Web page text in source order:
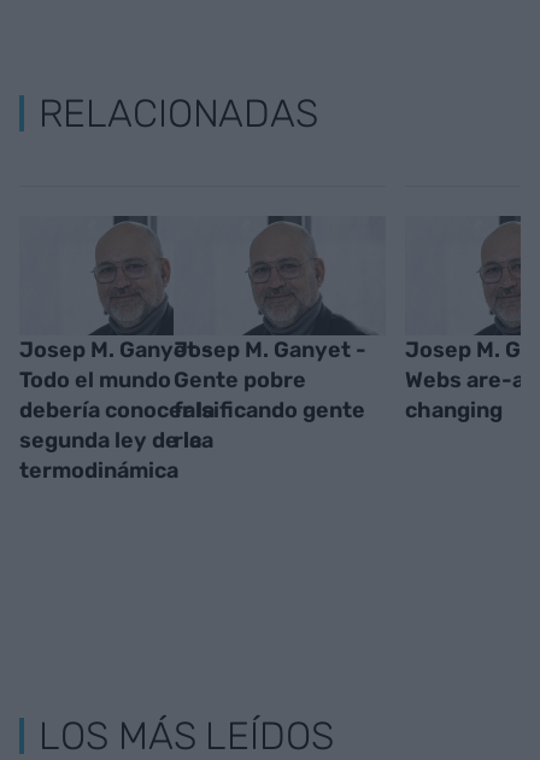
RELACIONADAS
Josep M. Ganyet -
Todo el mundo
debería conocer la
segunda ley de la
termodinámica
Josep M. Ganyet -
Gente pobre
falsificando gente
rica
Josep M.
Webs are-a-
changing
LOS MÁS LEÍDOS